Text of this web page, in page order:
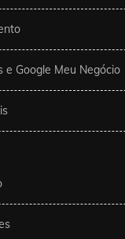
e Google Meu Negócio